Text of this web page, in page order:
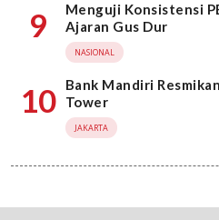
9
Menguji Konsistensi
Ajaran Gus Dur
NASIONAL
10
Bank Mandiri
Tower
JAKARTA